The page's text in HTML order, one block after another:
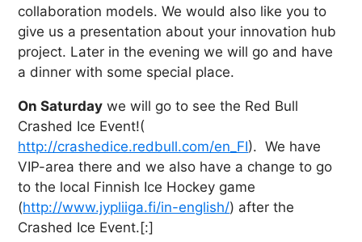
collaboration models. We would also like you to
give us a presentation about your innovation hub
project. Later in the evening we will go and have
a dinner with some special place.
On Saturday we will go to see the Red Bull
Crashed Ice Event!(
http://crashedice.redbull.com/en_FI). We have
VIP-area there and we also have a change to go
to the local Finnish Ice Hockey game
(http://www.jypliiga.fi/in-english/) after the
Crashed Ice Event.[:]